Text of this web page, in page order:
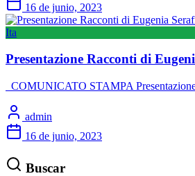
16 de junio, 2023
Ita
Presentazione Racconti di
COMUNICATO STAMPA
admin
16 de junio, 2023
Buscar